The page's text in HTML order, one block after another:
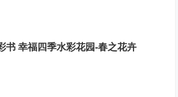
书 幸福四季水彩花园-春之花卉